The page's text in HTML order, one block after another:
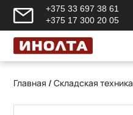
+375 33 697 38 61
+375 17 300 20 05
Главная /Складская техника